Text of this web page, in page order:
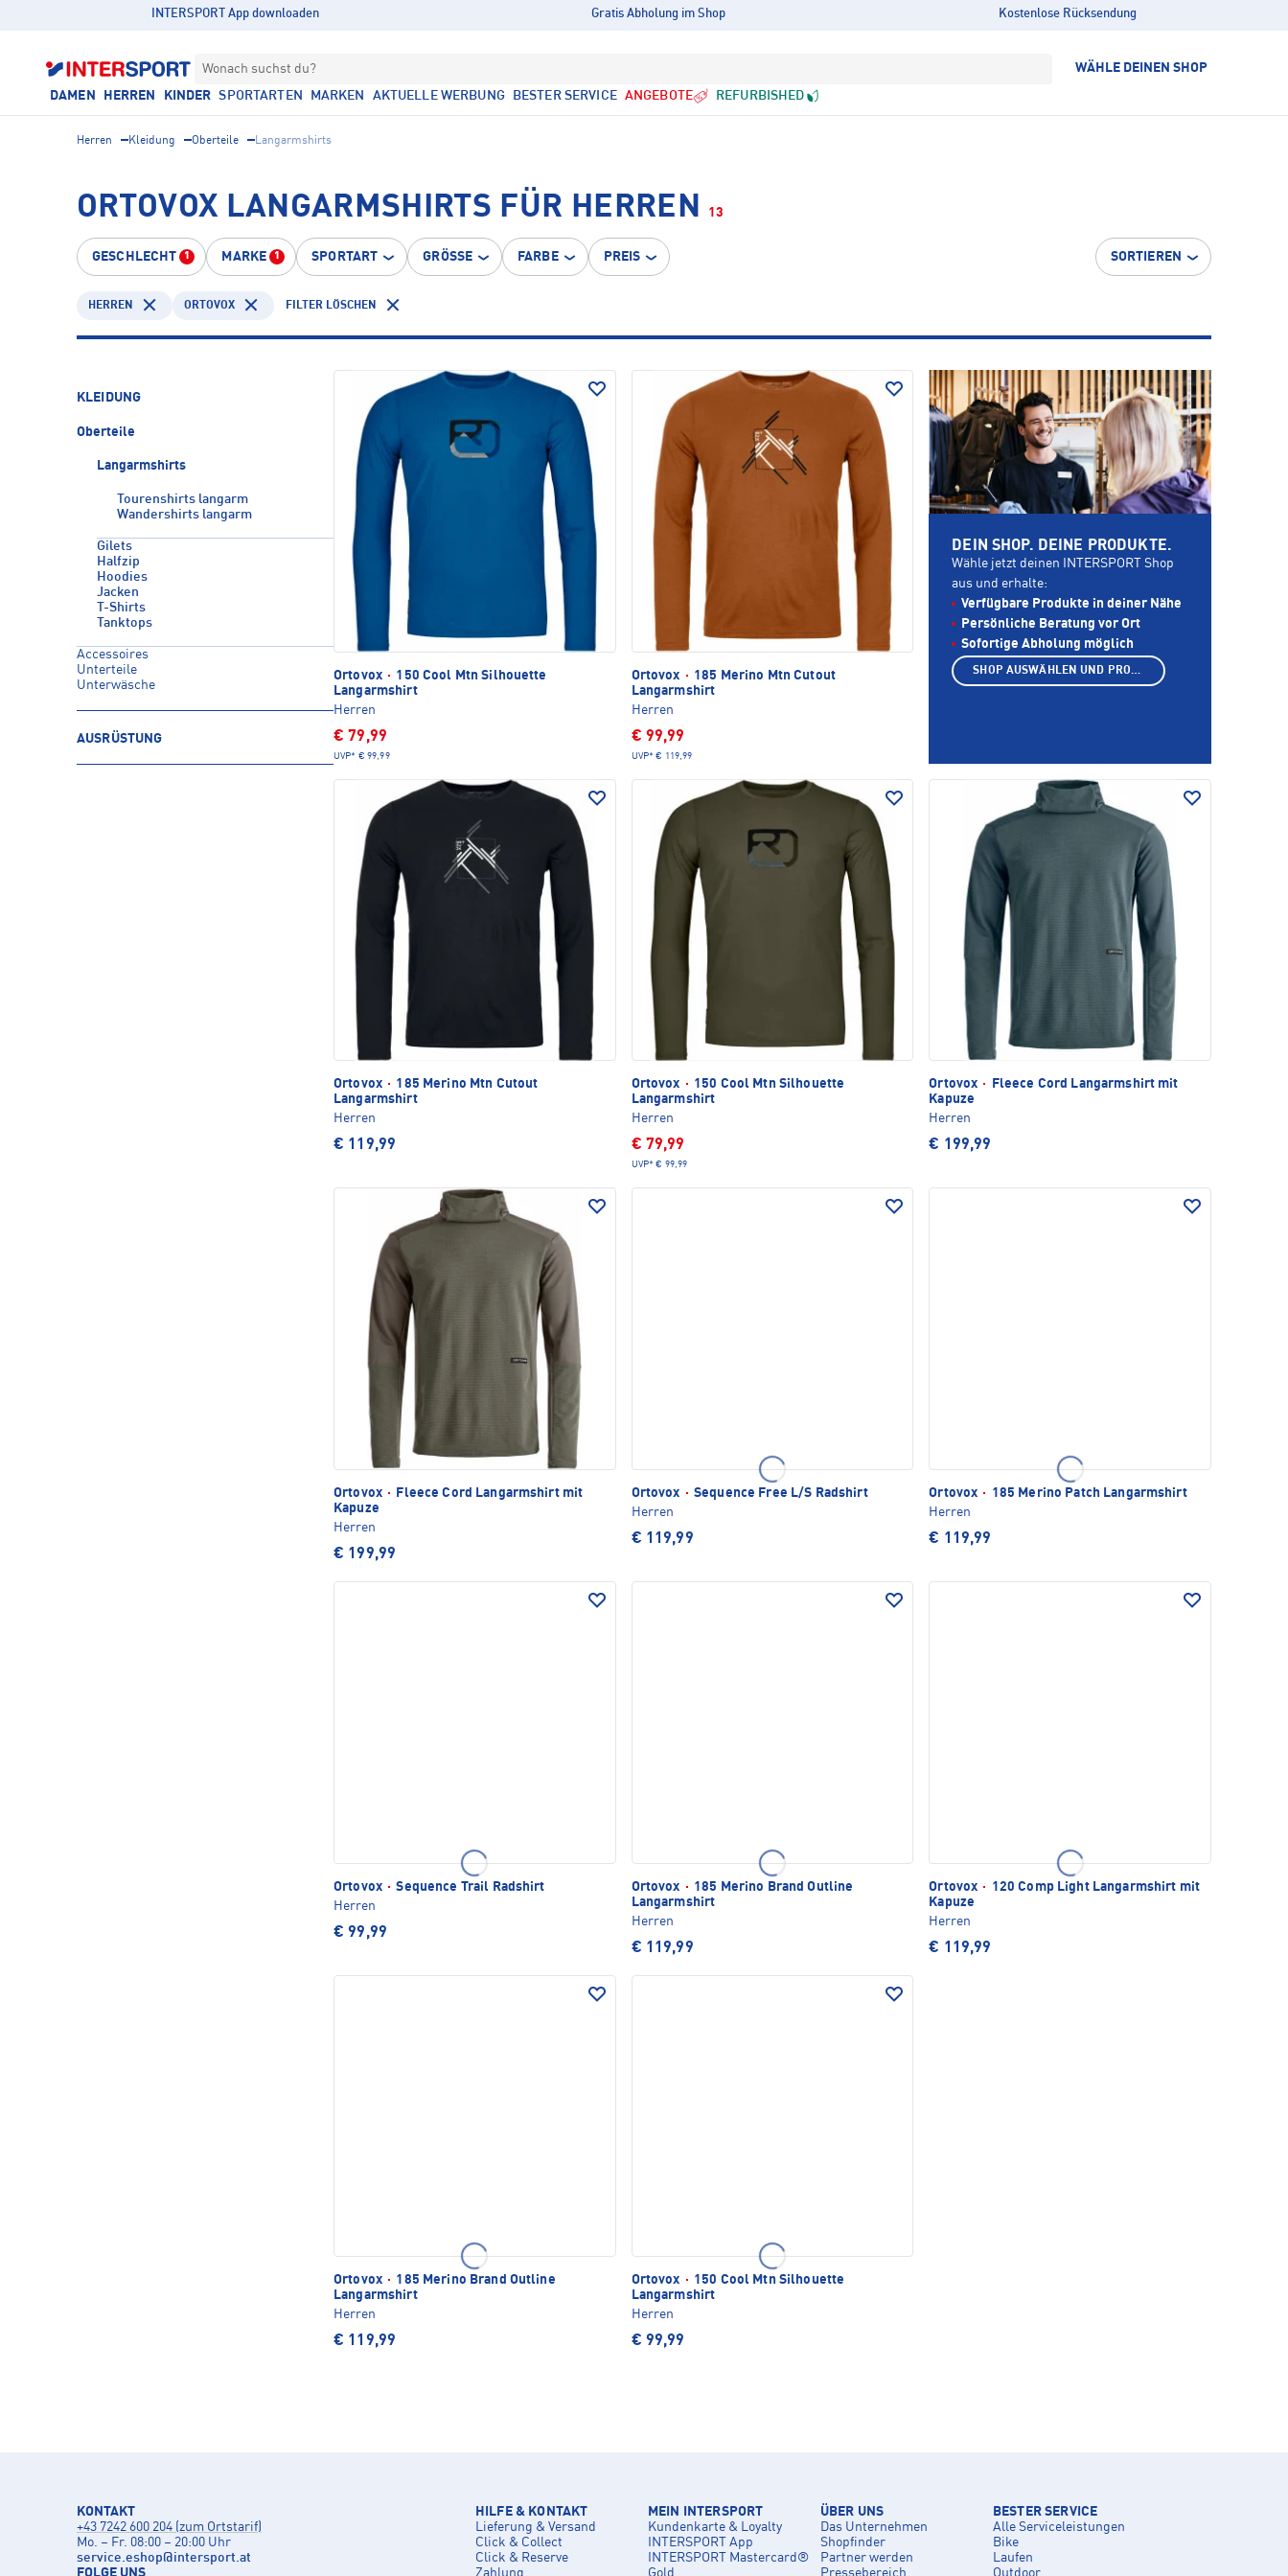
INTERSPORT App downloaden Gratis Abholung im Shop Kostenlose Rücksendung
Wonach suchst du? WÄHLE DEINEN SHOP
DAMEN HERREN KINDER SPORTARTEN MARKEN AKTUELLE WERBUNG BESTER SERVICE ANGEBOTE REFURBISHED
Herren Kleidung Oberteile Langarmshirts
ORTOVOX LANGARMSHIRTS FÜR HERREN 13
GESCHLECHT 1 MARKE 1 SPORTART GRÖSSE FARBE PREIS SORTIEREN
HERREN ORTOVOX FILTER LÖSCHEN
KLEIDUNG
Oberteile
Langarmshirts
Tourenshirts langarm
Wandershirts langarm
Gilets
Halfzip
Hoodies
Jacken
T-Shirts
Tanktops
Accessoires
Unterteile
Unterwäsche
AUSRÜSTUNG
Ortovox · 150 Cool Mtn Silhouette
Langarmshirt
Herren
€ 79,99
UVP* € 99,99
Ortovox · 185 Merino Mtn Cutout
Langarmshirt
Herren
€ 99,99
UVP* € 119,99
Ortovox · 185 Merino Mtn Cutout
Langarmshirt
Herren
€ 119,99
Ortovox · 150 Cool Mtn Silhouette
Langarmshirt
Herren
€ 79,99
UVP* € 99,99
Ortovox ·
Fleece Cord Langarmshirt mit
Kapuze
Herren
€ 199,99
Ortovox ·
Fleece Cord Langarmshirt mit
Kapuze
Herren
€ 199,99
Ortovox · Sequence Free L/S Radshirt
Herren
€ 119,99
Ortovox · 185 Merino Patch Langarmshirt
Herren
€ 119,99
Ortovox · Sequence Trail Radshirt
Herren
€ 99,99
Ortovox · 185 Merino Brand Outline
Langarmshirt
Herren
€ 119,99
Ortovox · 120 Comp Light Langarmshirt mit
Kapuze
Herren
€ 119,99
Ortovox · 185 Merino Brand Outline
Langarmshirt
Herren
€ 119,99
Ortovox · 150 Cool Mtn Silhouette
Langarmshirt
Herren
€ 99,99
DEIN SHOP. DEINE PRODUKTE.
Wähle jetzt deinen INTERSPORT Shop
aus und erhalte:
Verfügbare Produkte in deiner Nähe
Persönliche Beratung vor Ort
Sofortige Abholung möglich
SHOP AUSWÄHLEN UND PRODUKTE ANZEIGEN
KONTAKT
+43 7242 600 204 (zum Ortstarif)
Mo. – Fr. 08:00 – 20:00 Uhr
service.eshop@intersport.at
HILFE & KONTAKT
Lieferung & Versand
Click & Collect
Click & Reserve
MEIN INTERSPORT
Kundenkarte & Loyalty
INTERSPORT App
INTERSPORT Mastercard®
ÜBER UNS
Das Unternehmen
Shopfinder
Partner werden
BESTER SERVICE
Alle Serviceleistungen
Bike
Laufen